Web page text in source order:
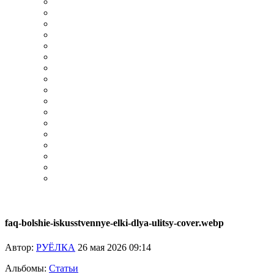
faq-bolshie-iskusstvennye-elki-dlya-ulitsy-cover.webp
Автор: РУЁЛКА 26 мая 2026 09:14
Альбомы: Статьи